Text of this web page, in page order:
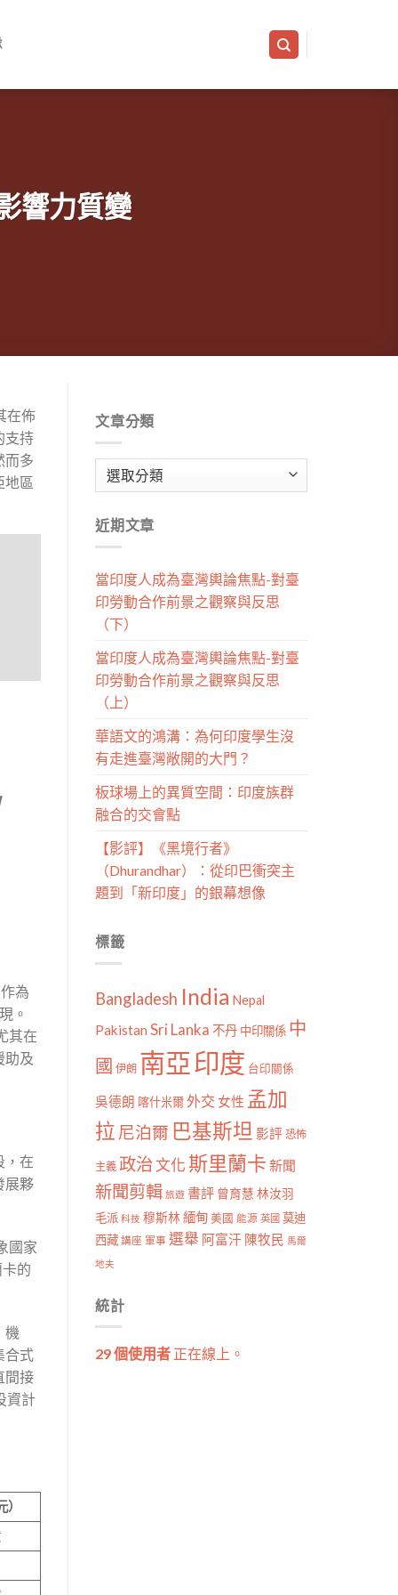
響力質變
在佈
支持
而多
地區
為
。
其在
助及
，在
展夥
國家
的
機
合式
間接
資計
文章分類
章
類
近期文章
當印度人成為臺灣輿論焦點-對臺
印勞動合作前景之觀察與反思
（下）
當印度人成為臺灣輿論焦點-對臺
印勞動合作前景之觀察與反思
（上）
華語文的鴻溝：為何印度學生沒
有走進臺灣敞開的大門？
板球場上的異質空間：印度族群
融合的交會點
【影評】《黑境行者》
（Dhurandhar）：從印巴衝突主
題到「新印度」的銀幕想像
標籤
Bangladesh India Nepal
Pakistan Sri Lanka 不丹 中印關係 中
國 伊朗 南亞印度 台印關係
吳德朗 喀什米爾外交 女性 孟加
拉 尼泊爾 巴基斯坦 影評 恐怖
主義 政治文化斯里蘭卡 新聞
新聞剪輯 旅遊 書評 曾育慧 林汝羽
毛派 科技 穆斯林 緬甸 美國 能源 英國 莫迪
西藏 講座 軍事 選舉 阿富汗 陳牧民 馬爾
地夫
統計
29 個使用者 正在線上。